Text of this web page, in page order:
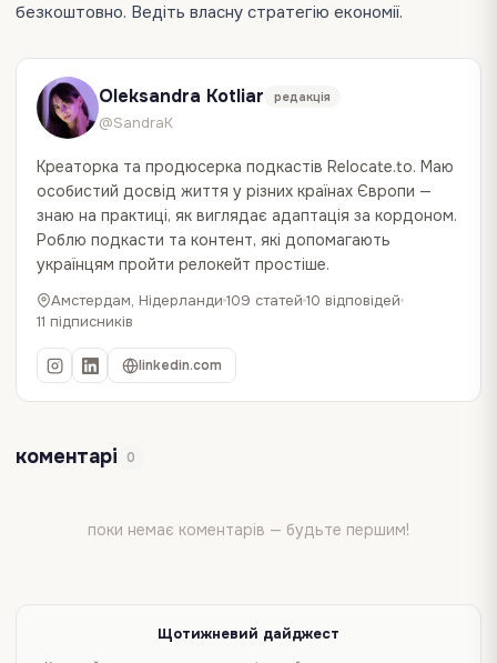
безкоштовно. Ведіть власну стратегію економії.
Oleksandra Kotliar редакція
@SandraK
Креаторка та продюсерка подкастів Relocate.to. Маю
особистий досвід життя у різних країнах Європи —
знаю на практиці, як виглядає адаптація за кордоном.
Роблю подкасти та контент, які допомагають
українцям пройти релокейт простіше.
Амстердам, Нідерланди 109 статей 10 відповідей
11 підписників
linkedin.com
коментарі 0
поки немає коментарів — будьте першим!
Щотижневий дайджест